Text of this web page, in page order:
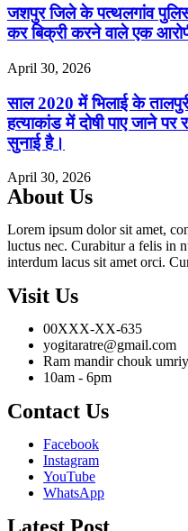
जशपुर जिले के पत्थलगांव
कर बिक्री करने वाले एक
April 30, 2026
साल 2020 में भिलाई के
हत्याकांड में दोषी पाए जाने
सुनाई है।
April 30, 2026
About Us
Lorem ipsum dolor sit amet,
luctus nec. Curabitur a felis in
interdum lacus sit amet orci.
Visit Us
00XXX-XX-635
yogitaratre@gmail.com
Ram mandir chouk
10am - 6pm
Contact Us
Facebook
Instagram
YouTube
WhatsApp